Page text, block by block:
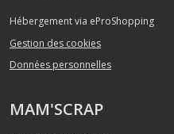
Hébergement via eProShopping
Gestion des cookies
Données personnelles
MAM'SCRAP